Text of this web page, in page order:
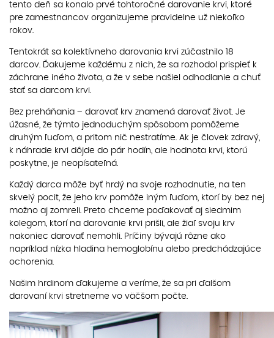
tento deň sa konalo prvé tohtoročné darovanie krvi, ktoré
pre zamestnancov organizujeme pravidelne už niekoľko
rokov.
Tentokrát sa kolektívneho darovania krvi zúčastnilo 18
darcov. Ďakujeme každému z nich, že sa rozhodol prispieť k
záchrane iného života, a že v sebe našiel odhodlanie a chuť
stať sa darcom krvi.
Bez preháňania – darovať krv znamená darovať život. Je
úžasné, že týmto jednoduchým spôsobom pomôžeme
druhým ľuďom, a pritom nič nestratíme. Ak je človek zdravý,
k náhrade krvi dôjde do pár hodín, ale hodnota krvi, ktorú
poskytne, je neopísateľná.
Každý darca môže byť hrdý na svoje rozhodnutie, na ten
skvelý pocit, že jeho krv pomôže iným ľuďom, ktorí by bez nej
možno aj zomreli. Preto chceme poďakovať aj siedmim
kolegom, ktorí na darovanie krvi prišli, ale žiaľ svoju krv
nakoniec darovať nemohli. Príčiny bývajú rôzne ako
napríklad nízka hladina hemoglobínu alebo predchádzajúce
ochorenia.
Našim hrdinom ďakujeme a veríme, že sa pri ďalšom
darovaní krvi stretneme vo väčšom počte.